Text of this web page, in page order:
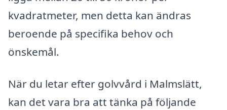
kvadratmeter, men detta kan ändras
beroende på specifika behov och
önskemål.
När du letar efter golvvård i Malmslätt,
kan det vara bra att tänka på följande